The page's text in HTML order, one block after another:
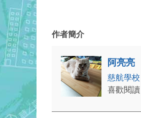
作者簡介
阿亮亮
慈航學校
喜歡閱讀